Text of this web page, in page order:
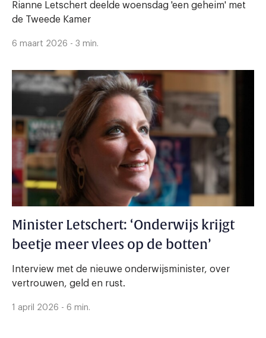
Rianne Letschert deelde woensdag 'een geheim' met
de Tweede Kamer
6 maart 2026 - 3 min.
Minister Letschert: ‘Onderwijs krijgt
beetje meer vlees op de botten’
Interview met de nieuwe onderwijsminister, over
vertrouwen, geld en rust.
1 april 2026 - 6 min.